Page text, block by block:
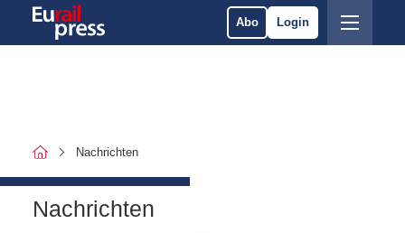
Abo Login
Nachrichten
Nachrichten